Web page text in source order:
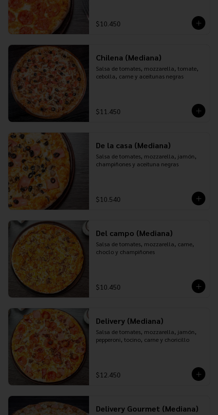
$10.450
Chilena (Mediana)
Salsa de tomates, mozzarella, tomate,
cebolla, carne y aceitunas negras
$11.450
De la casa (Mediana)
Salsa de tomates, mozzarella, jamón,
champiñones y aceituna negras
$10.540
Del campo (Mediana)
Salsa de tomates, mozzarella, carne,
choclo y champiñones
$10.450
Delivery (Mediana)
Salsa de tomates, mozzarella, jamón,
pepperoni, tocino, carne y choricillo
$12.450
Delivery Gourmet (Mediana)